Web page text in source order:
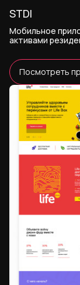
STDI
Мобильное
активами
Посмотреть